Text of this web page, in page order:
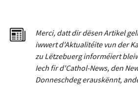
Merci, dattdir dësen Artikel
iwwert d'Aktualitéite vun der
zu Lëtzebuerg informéiert
Iech fir d'Cathol-News, den
Donneschdeg erauskënnt,